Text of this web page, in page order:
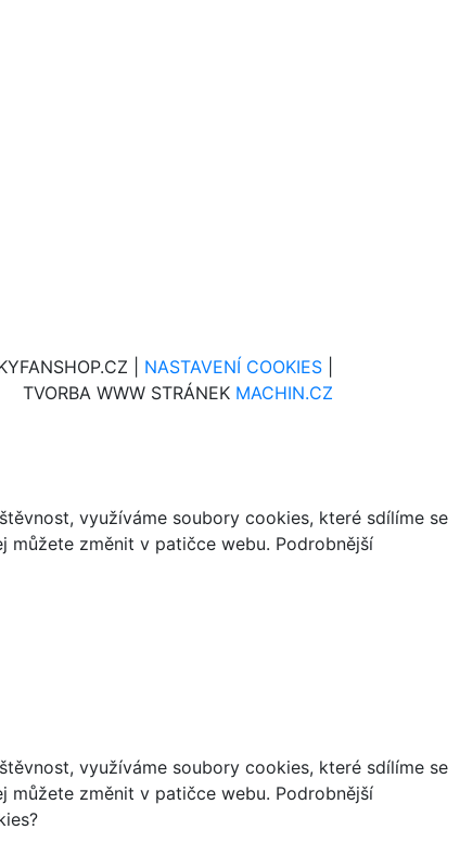
| NASTAVENÍ COOKIES
TVORBA WWW STRÁNEK MACHIN.CZ
využíváme soubory cookies, které sdílíme se
můžete změnit v patičce webu. Podrobnější
využíváme soubory cookies, které sdílíme se
můžete změnit v patičce webu. Podrobnější